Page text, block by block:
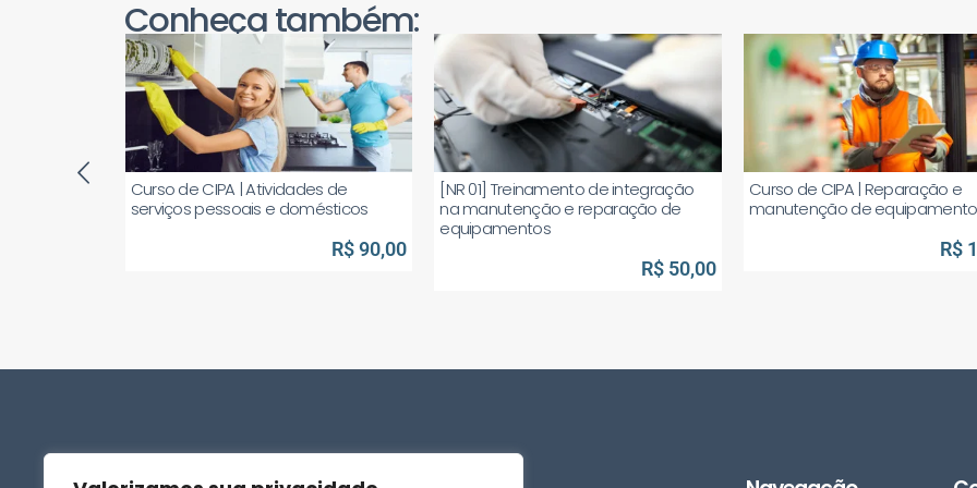
Conheça também:
Curso de CIPA | Atividades de
serviços pessoais e domésticos
R$ 90,00
[NR 01] Treinamento de integração
na manutenção e reparação de
equipamentos
R$ 50,00
Curso de CIPA | Reparação e
manutenção de
R$